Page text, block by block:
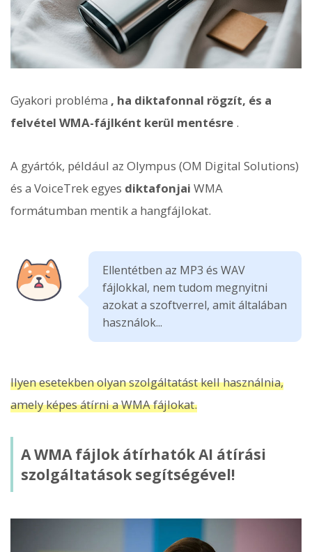
Gyakori probléma , ha diktafonnal rögzít, és a
felvétel WMA-fájlként kerül mentésre .
A gyártók, például az Olympus (OM Digital Solutions)
és a VoiceTrek egyes diktafonjai WMA
formátumban mentik a hangfájlokat.
Ellentétben az MP3 és WAV
fájlokkal, nem tudom megnyitni
azokat a szoftverrel, amit általában
használok...
Ilyen esetekben olyan szolgáltatást kell használnia,
amely képes átírni a WMA fájlokat.
A WMA fájlok átírhatók AI átírási
szolgáltatások segítségével!